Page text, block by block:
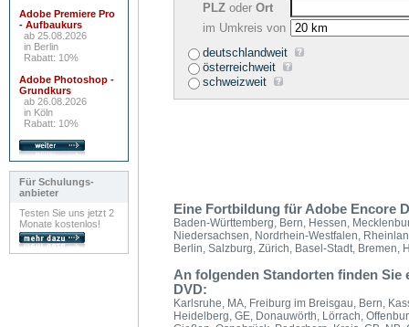
Adobe Premiere Pro
- Aufbaukurs
ab 25.08.2026
in Berlin
Rabatt: 10%
Adobe Photoshop -
Grundkurs
ab 26.08.2026
in Köln
Rabatt: 10%
Für Schulungs-
anbieter
Testen Sie uns jetzt 2
Monate kostenlos!
PLZ oder Ort
im Umkreis von
deutschlandweit
österreichweit
schweizweit
Eine Fortbildung für Adobe Encore
Baden-Württemberg, Bern, Hessen,
Niedersachsen, Nordrhein-Westfalen,
Berlin, Salzburg, Zürich, Basel-Stadt, Bremen,
An folgenden Standorten finden Sie
DVD:
Karlsruhe, MA, Freiburg im Breisgau, Bern,
Heidelberg, GE, Donauwörth, Lörrach,